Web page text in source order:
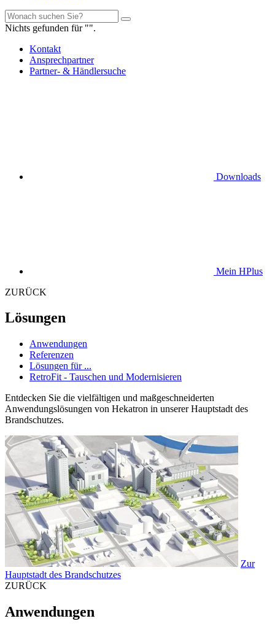
Nichts gefunden für "".
Kontakt
Ansprechpartner
Partner- & Händlersuche
Downloads
Mein HPlus
ZURÜCK
Lösungen
Anwendungen
Referenzen
Lösungen für ...
RetroFit - Tauschen und Modernisieren
Entdecken Sie die vielfältigen und maßgeschneiderten
Anwendungslösungen von Hekatron in unserer Hauptstadt des
Brandschutzes.
Zur
Hauptstadt des Brandschutzes
ZURÜCK
Anwendungen